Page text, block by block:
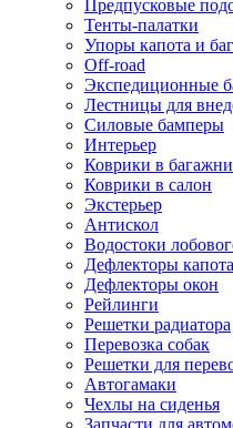
Предпусковые
Тенты-палатки
Упоры капота и
Off-road
Экспедиционные
Лестницы для
Силовые бамперы
Интерьер
Коврики в
Коврики в салон
Экстерьер
Антискол
Водостоки
Дефлекторы капота
Дефлекторы окон
Рейлинги
Решетки радиатора
Перевозка собак
Решетки для
Автогамаки
Чехлы на сиденья
Запчасти для